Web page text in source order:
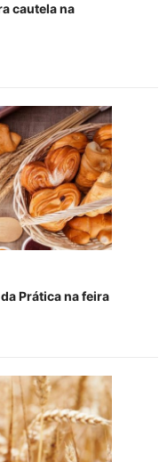
cautela na
Prática na feira